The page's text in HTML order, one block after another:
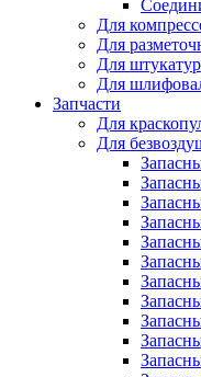
Для
Для
Для
Для
Запчасти
Для
Для